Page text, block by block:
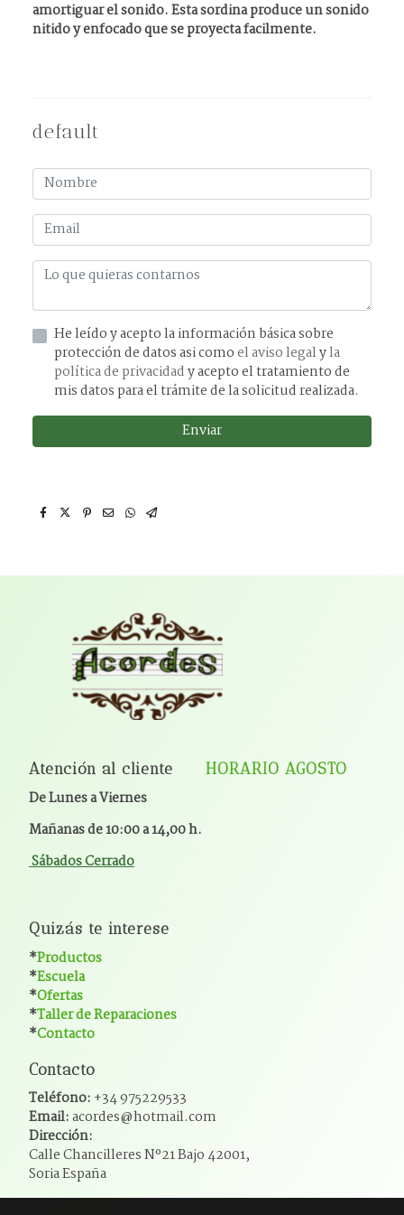
amortiguar el sonido. Esta sordina produce un sonido
nitido y enfocado que se proyecta facilmente.
default
He leído y acepto la información básica sobre
protección de datos asi comoel aviso legalyla
política de privacidady acepto el tratamiento de
mis datos para el trámite de la solicitud realizada.
Enviar
Atención al cliente HORARIO AGOSTO
De Lunes a Viernes
Mañanas de 10:00 a 14,00 h.
Sábados Cerrado
Quizás te interese
*Productos
*Escuela
*Ofertas
*Taller de Reparaciones
*Contacto
Contacto
Teléfono: +34 975229533
Email:acordes@hotmail.com
Dirección:
Calle Chancilleres Nº21 Bajo 42001,
Soria España